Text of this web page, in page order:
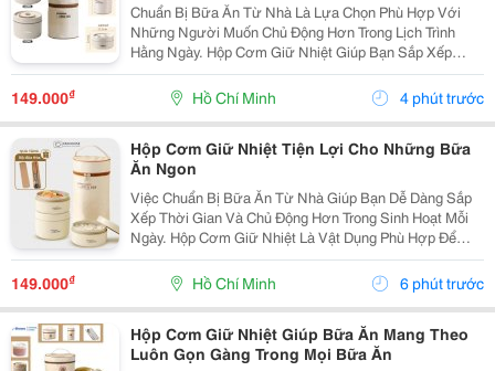
Chuẩn Bị Bữa Ăn Từ Nhà Là Lựa Chọn Phù Hợp Với
Những Người Muốn Chủ Động Hơn Trong Lịch Trình
Hằng Ngày. Hộp Cơm Giữ Nhiệt Giúp Bạn Sắp Xếp
Cơm Và Các Món Ăn Kèm Gọn Gàng, Thuận Tiện Mang
Theo Đến Trường, Nơi Làm Việc Hoặc Trong Những
Chuyến Đi. ...
149.000₫ Hồ Chí Minh 4 phút trước
Hộp Cơm Giữ Nhiệt Tiện Lợi Cho Những Bữa
Ăn Ngon
Việc Chuẩn Bị Bữa Ăn Từ Nhà Giúp Bạn Dễ Dàng Sắp
Xếp Thời Gian Và Chủ Động Hơn Trong Sinh Hoạt Mỗi
Ngày. Hộp Cơm Giữ Nhiệt Là Vật Dụng Phù Hợp Để
Mang Theo Cơm Và Các Món Ăn Kèm Khi Đi Học, Đi
Làm Hoặc Tham Gia Những Chuyến Đi. Chọn Hộp Theo
149.000₫ Hồ Chí Minh 6 phút trước
Hộp Cơm Giữ Nhiệt Giúp Bữa Ăn Mang Theo
Luôn Gọn Gàng Trong Mọi Bữa Ăn